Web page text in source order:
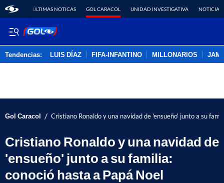
ÚLTIMAS NOTICAS GOL CARACOL UNIDAD INVESTIGATIVA NOTICIAS
Tendencias: LUIS DÍAZ FIFA-INFANTINO MILLONARIOS
Gol Caracol / Cristiano Ronaldo y una navidad de 'ensueño' junto a su
Cristiano Ronaldo y una navidad de
'ensueño' junto a su familia:
conoció hasta a Papá Noel